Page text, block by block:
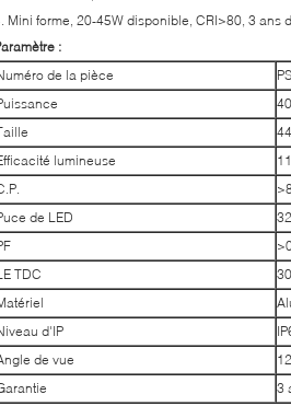
Mini forme, 20-45W disponible, CRI>80, 3 ans
:
de la pièce
lumineuse
de LED
TDC
d'IP
de vue
3